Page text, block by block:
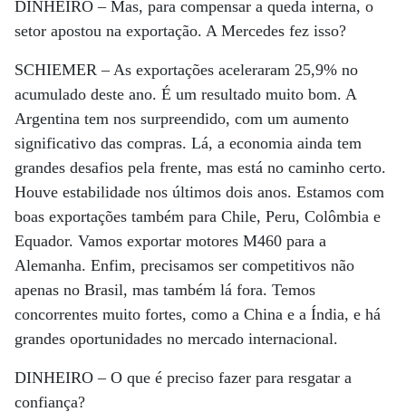
DINHEIRO –Mas, para compensar a queda interna, o
setor apostou na exportação. A Mercedes fez isso?
SCHIEMER –As exportações aceleraram 25,9% no
acumulado deste ano. É um resultado muito bom. A
Argentina tem nos surpreendido, com um aumento
significativo das compras. Lá, a economia ainda tem
grandes desafios pela frente, mas está no caminho certo.
Houve estabilidade nos últimos dois anos. Estamos com
boas exportações também para Chile, Peru, Colômbia e
Equador. Vamos exportar motores M460 para a
Alemanha. Enfim, precisamos ser competitivos não
apenas no Brasil, mas também lá fora. Temos
concorrentes muito fortes, como a China e a Índia, e há
grandes oportunidades no mercado internacional.
DINHEIRO –O que é preciso fazer para resgatar a
confiança?